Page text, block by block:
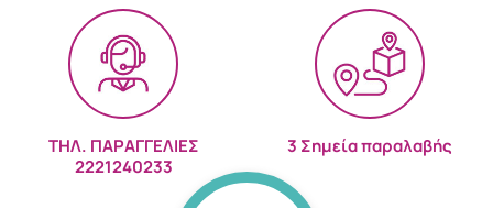
ΤΗΛ. ΠΑΡΑΓΓΕΛΙΕΣ
2221240233
3 Σημεία παραλαβής